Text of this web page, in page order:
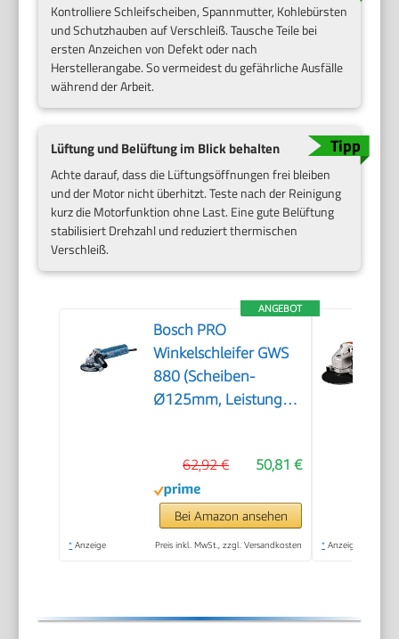
Kontrolliere Schleifscheiben, Spannmutter, Kohlebürsten
und Schutzhauben auf Verschleiß. Tausche Teile bei
ersten Anzeichen von Defekt oder nach
Herstellerangabe. So vermeidest du gefährliche Ausfälle
während der Arbeit.
Lüftung und Belüftung im Blick behalten
Achte darauf, dass die Lüftungsöffnungen frei bleiben
und der Motor nicht überhitzt. Teste nach der Reinigung
kurz die Motorfunktion ohne Last. Eine gute Belüftung
stabilisiert Drehzahl und reduziert thermischen
Verschleiß.
ANGEBOT
Bosch PRO
Winkelschleifer GWS
880 (Scheiben-
Ø125mm, Leistung
11.000 min-1, inkl.
Zusatzgriff,
Schutzhaube,
Spannmutter,
50,81 €
62,92 €
Bei Amazon ansehen
* Anzeige Preis inkl. MwSt., zzgl. Versandkosten * Anzeige